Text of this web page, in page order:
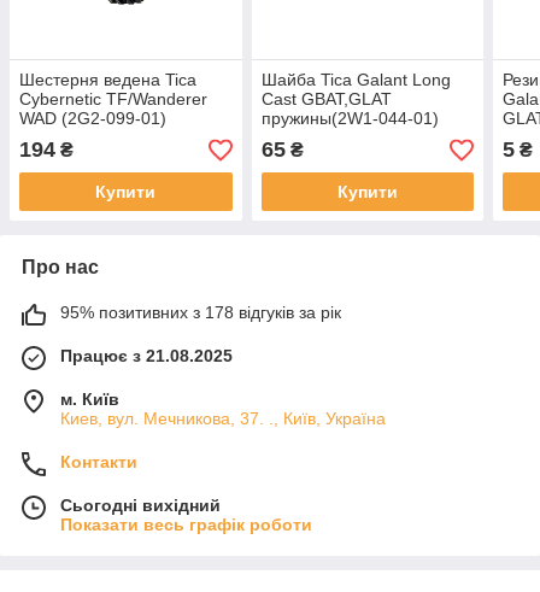
Шестерня ведена Tica
Cybernetic TF/Wanderer
WAD (2G2-099-01)
194 ₴
Купити
Шайба Tica Galant Long
Cast GBAT,GLAT
пружины(2W1-044-01)
65₴
Купити
5 ₴
Про нас
95% позитивних з 178 відгуків за рік
Працює з 21.08.2025
м. Київ
Киев, вул. Мечникова, 37. ., Київ, Україна
Контакти
Сьогодні вихідний
Показати весь графік роботи